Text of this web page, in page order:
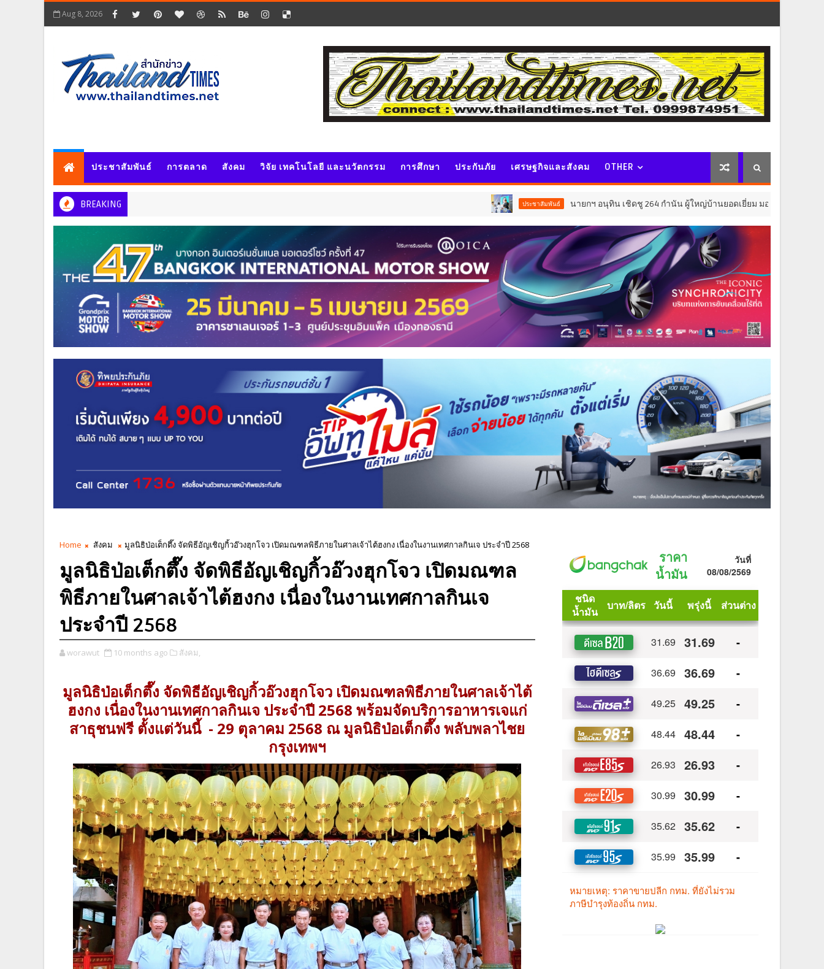
Aug 8, 2026
ประชาสัมพันธ์ การตลาด สังคม วิจัย เทคโนโลยี และนวัตกรรม การศึกษา ประกันภัย เศรษฐกิจและสังคม OTHER
BREAKING ประชาสัมพันธ์ นายกฯ อนุทิน เชิดชู 264 กำนัน ผู้ใหญ่บ้านยอดเยี่ยม มอบแหนบทองคำ “รางวัลเกียรติยศ
Home สังคม มูลนิธิป่อเต็กตึ๊ง จัดพิธีอัญเชิญกิ้วอ๊วงฮุกโจว เปิดมณฑลพิธีภายในศาลเจ้าไต้ฮงกง เนื่องในงานเทศกาลกินเจ ประจำปี 2568
มูลนิธิป่อเต็กตึ๊ง จัดพิธีอัญเชิญกิ้วอ๊วงฮุกโจว เปิดมณฑล
พิธีภายในศาลเจ้าไต้ฮงกง เนื่องในงานเทศกาลกินเจ
ประจำปี 2568
worawut 10 months ago สังคม,
มูลนิธิป่อเต็กตึ๊ง จัดพิธีอัญเชิญกิ้วอ๊วงฮุกโจว เปิดมณฑลพิธีภายในศาลเจ้าไต้
ฮงกง เนื่องในงานเทศกาลกินเจ ประจำปี 2568 พร้อมจัดบริการอาหารเจแก่
สาธุชนฟรี ตั้งแต่วันนี้ - 29 ตุลาคม 2568 ณ มูลนิธิป่อเต็กตึ๊ง พลับพลาไชย
กรุงเทพฯ